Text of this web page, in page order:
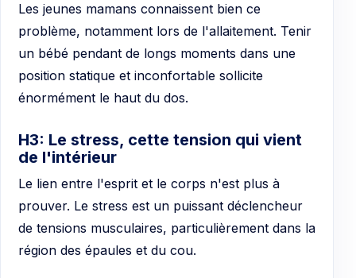
Les jeunes mamans connaissent bien ce
problème, notamment lors de l'allaitement. Tenir
un bébé pendant de longs moments dans une
position statique et inconfortable sollicite
énormément le haut du dos.
H3: Le stress, cette tension qui vient
de l'intérieur
Le lien entre l'esprit et le corps n'est plus à
prouver. Le stress est un puissant déclencheur
de tensions musculaires, particulièrement dans la
région des épaules et du cou.